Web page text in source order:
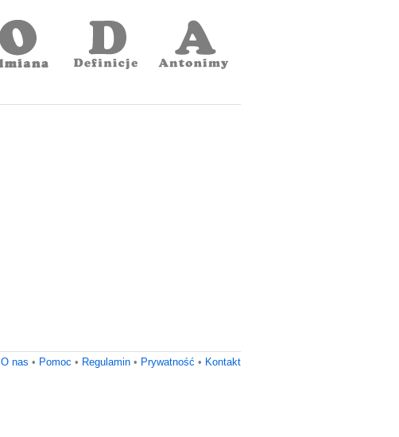
O nas • Pomoc • Regulamin• Prywatność • Kontakt